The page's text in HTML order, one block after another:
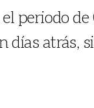
periodo
días atrás,